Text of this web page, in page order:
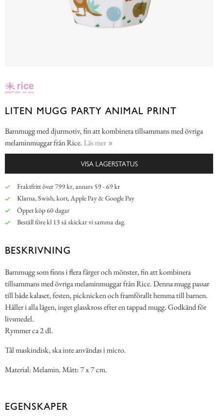
LITEN MUGG PARTY ANIMAL PRINT
Barnmugg med djurmotiv, fin att kombinera tillsammans med övriga
melaminmuggar från Rice. Läs mer
VISA LAGERSTATUS
Fraktfritt över 799 kr, annars 59 - 69 kr
Klarna, Swish, kort, Apple Pay & Google Pay
Öppet köp 60 dagar
Beställ före kl 13 så skickar vi samma dag.
BESKRIVNING
Barnmugg som finns i flera färger och mönster, fin att kombinera
tillsammans med övriga melaminmuggar från Rice. Denna mugg passar
till både kalaset, festen, picknicken och framförallt hemma till barnen.
Håller i alla lägen, inget glasskross efter en tappad mugg. Godkänd för
livsmedel.
Rymmer ca 2 dl.
Tål maskindisk, ska inte användas i micro.
Material: Melamin. Mått: 7 x 7 cm.
EGENSKAPER